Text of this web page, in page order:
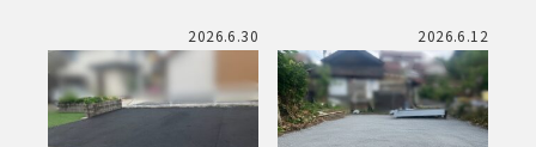
2026.6.30 2026.6.12